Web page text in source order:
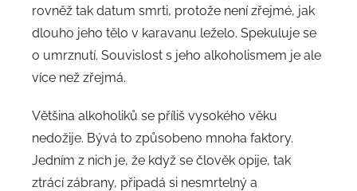
rovněž tak datum smrti, protože není zřejmé, jak
dlouho jeho tělo v karavanu leželo. Spekuluje se
o umrznutí. Souvislost s jeho alkoholismem je ale
více než zřejmá.
Většina alkoholiků se příliš vysokého věku
nedožije. Bývá to způsobeno mnoha faktory.
Jedním z nich je, že když se člověk opije, tak
ztrácí zábrany, připadá si nesmrtelný a